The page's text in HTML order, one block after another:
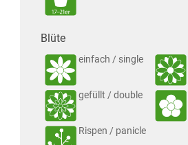
Blüte
einfach / single
gefüllt / double
Rispen / panicle